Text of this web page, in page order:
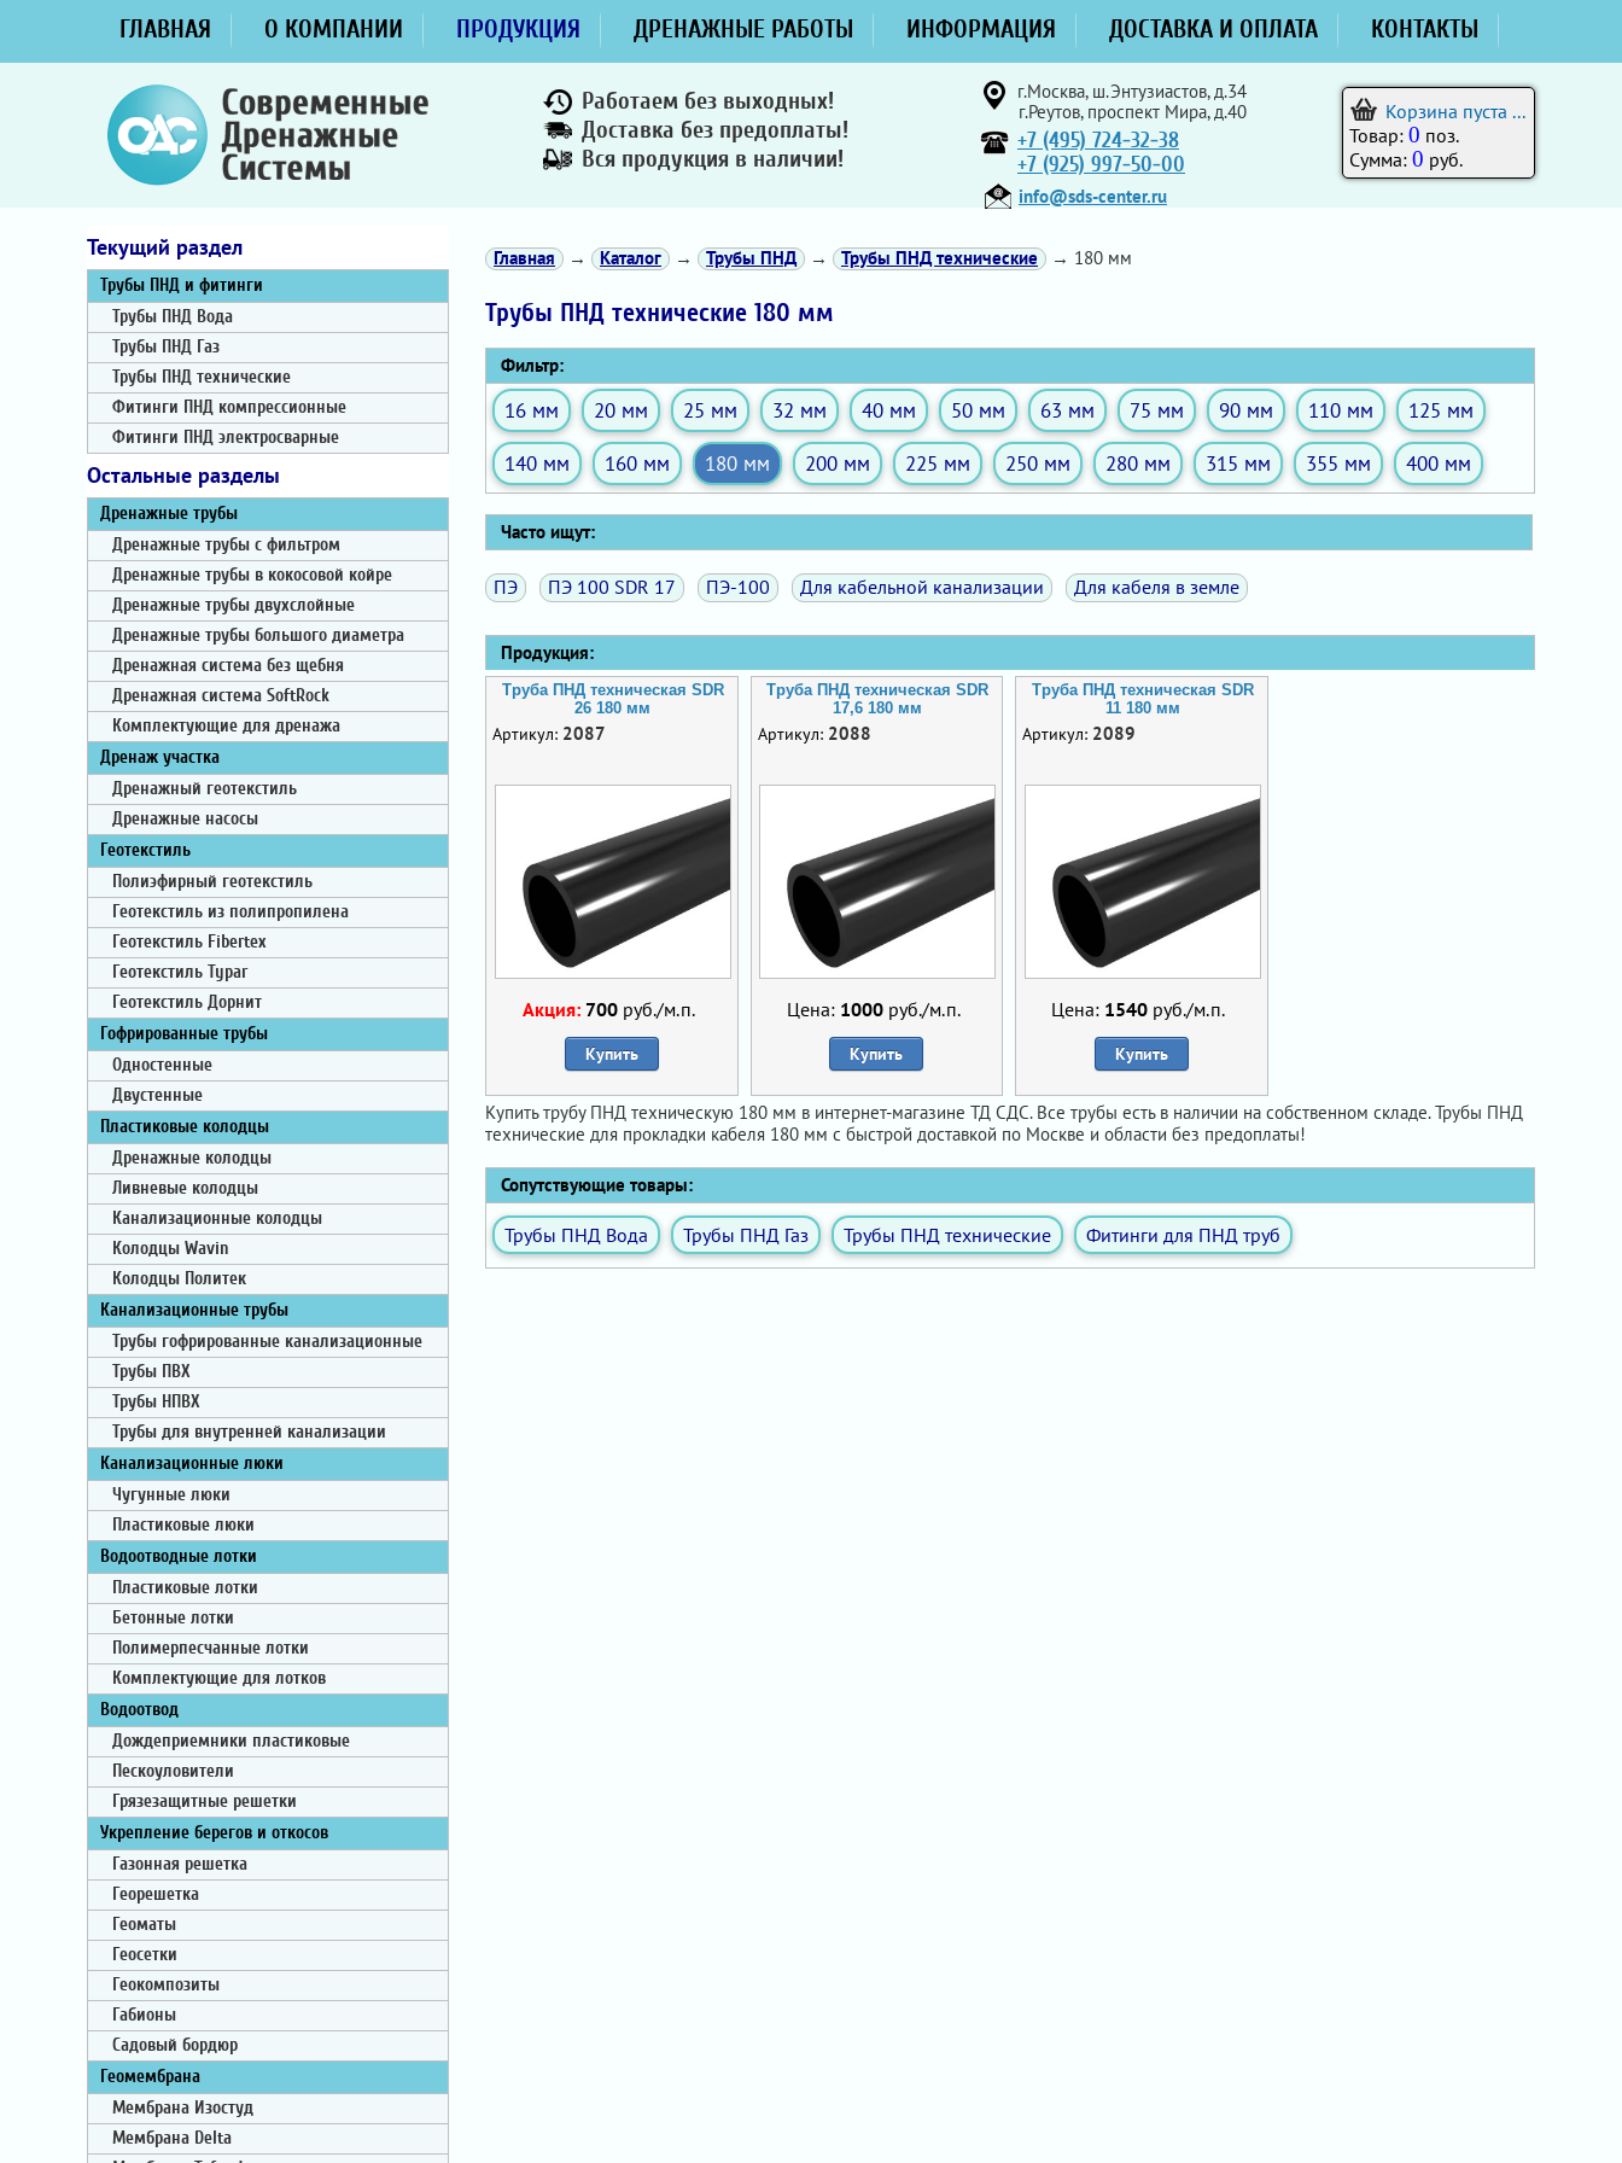
ГЛАВНАЯ О КОМПАНИИ ПРОДУКЦИЯ ДРЕНАЖНЫЕ РАБОТЫ ИНФОРМАЦИЯ ДОСТАВКА И ОПЛАТА КОНТАКТЫ
Работаем без выходных!
Доставка без предоплаты!
Вся продукция в наличии!
г.Москва, ш.Энтузиастов, д.34
г.Реутов, проспект Мира, д.40
+7 (495) 724-32-38
+7 (925) 997-50-00
info@sds-center.ru
Корзина пуста ...
Товар: 0 поз.
Сумма: 0 руб.
Текущий раздел
Трубы ПНД и фитинги
Трубы ПНД Вода
Трубы ПНД Газ
Трубы ПНД технические
Фитинги ПНД компрессионные
Фитинги ПНД электросварные
Остальные разделы
Дренажные трубы
Дренажные трубы с фильтром
Дренажные трубы в кокосовой койре
Дренажные трубы двухслойные
Дренажные трубы большого диаметра
Дренажная система без щебня
Дренажная система SoftRock
Комплектующие для дренажа
Дренаж участка
Дренажный геотекстиль
Дренажные насосы
Геотекстиль
Полиэфирный геотекстиль
Геотекстиль из полипропилена
Геотекстиль Fibertex
Геотекстиль Typar
Геотекстиль Дорнит
Гофрированные трубы
Одностенные
Двустенные
Пластиковые колодцы
Дренажные колодцы
Ливневые колодцы
Канализационные колодцы
Колодцы Wavin
Колодцы Политек
Канализационные трубы
Трубы гофрированные канализационные
Трубы ПВХ
Трубы НПВХ
Трубы для внутренней канализации
Канализационные люки
Чугунные люки
Пластиковые люки
Водоотводные лотки
Пластиковые лотки
Бетонные лотки
Полимерпесчанные лотки
Комплектующие для лотков
Водоотвод
Дождеприемники пластиковые
Пескоуловители
Грязезащитные решетки
Укрепление берегов и откосов
Газонная решетка
Георешетка
Геоматы
Геосетки
Геокомпозиты
Габионы
Садовый бордюр
Геомембрана
Мембрана Изостуд
Мембрана Delta
Главная → Каталог → Трубы ПНД → Трубы ПНД технические → 180 мм
Трубы ПНД технические 180 мм
Фильтр:
16 мм 20 мм 25 мм 32 мм 40 мм 50 мм 63 мм 75 мм 90 мм 110 мм
125 мм
140 мм
160 мм 180 мм 200 мм 225 мм 250 мм 280 мм 315 мм 355 мм 400 мм
Часто ищут:
ПЭ ПЭ 100 SDR 17 ПЭ-100 Для кабельной канализации Для кабеля в земле
Продукция:
Труба ПНД техническая SDR
26 180 мм
Артикул: 2087
Акция: 700руб./м.п.
Купить
Труба ПНД техническая SDR
17,6 180 мм
Артикул: 2088
Цена: 1000руб./м.п.
Купить
Труба ПНД техническая SDR
11 180 мм
Артикул: 2089
Цена: 1540 руб./м.п.
Купить
Купить трубу ПНД техническую 180 мм в интернет-магазине ТД СДС. Все трубы есть в наличии на собственном складе. Трубы ПНД
технические для прокладки кабеля 180 мм с быстрой доставкой по Москве и области без предоплаты!
Сопутствующие товары:
Трубы ПНД Вода Трубы ПНД Газ Трубы ПНД технические Фитинги для ПНД труб